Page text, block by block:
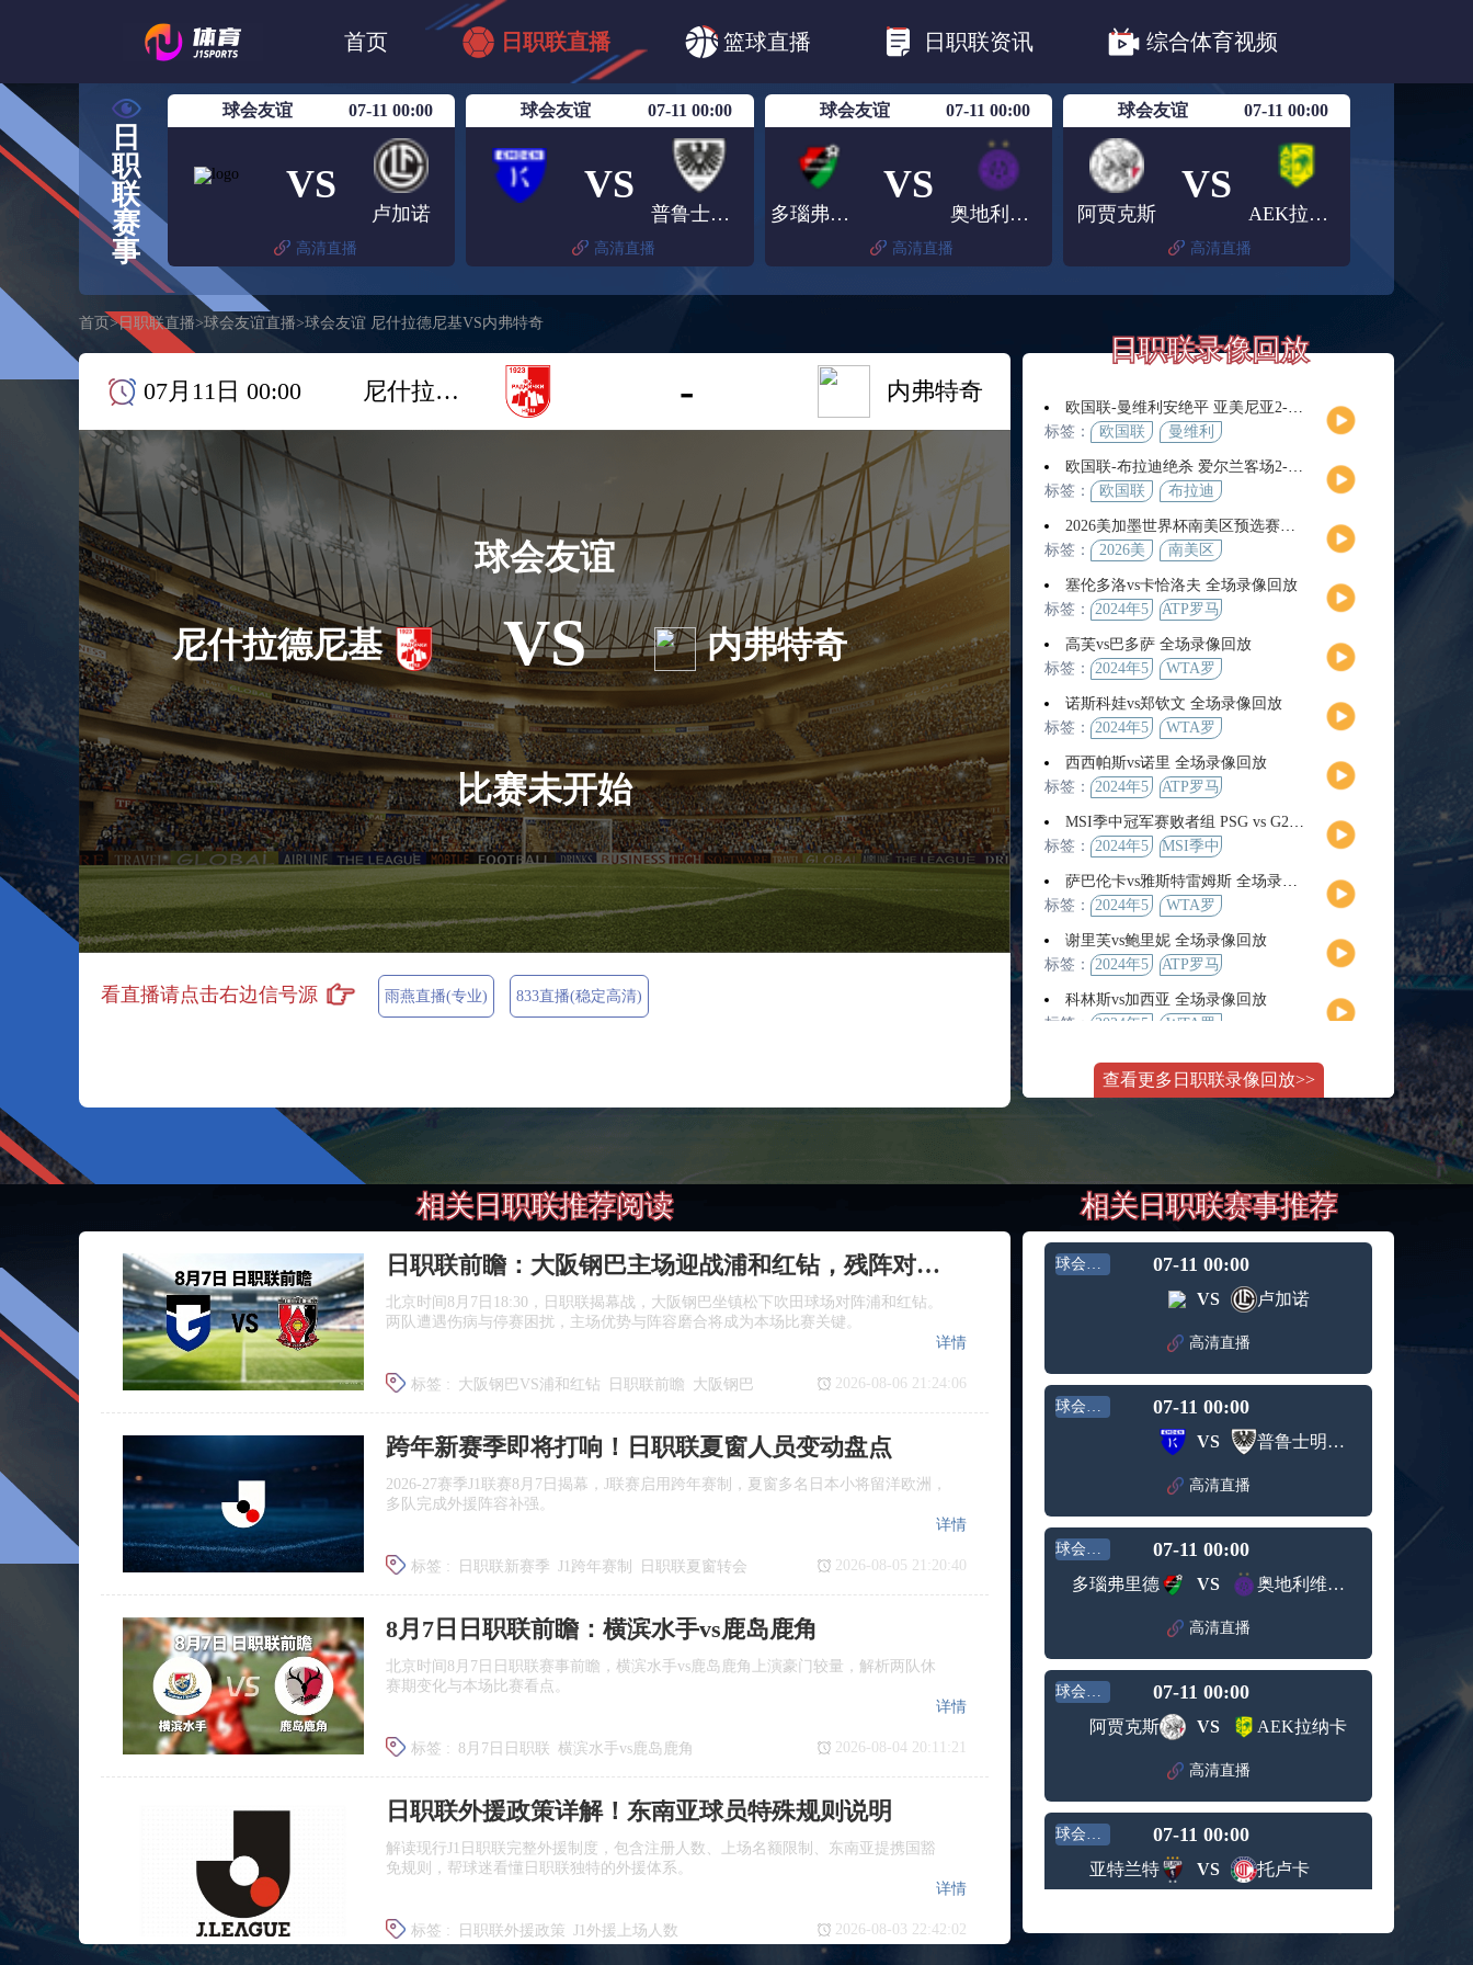
首页 日职联直播 篮球直播 日职联资讯 综合体育视频
日篮B1 日职联 日职联FC东京
日职联广岛三箭
日
职
联
赛
事
球会友谊 07-11 00:00
VS
卢加诺
高清直播
球会友谊 07-11 00:00
VS
普鲁士明斯特
高清直播
球会友谊 07-11 00:00
多瑙弗里德
VS
奥地利维也纳青年队
高清直播
球会友谊 07-11 00:00
阿贾克斯
VS
AEK拉纳卡
高清直播
首页 >日职联直播>球会友谊直播>球会友谊 尼什拉德尼基VS内弗特奇
07月11日 00:00 尼什拉德尼基 - 内弗特奇
尼什拉德尼基
球会友谊
VS
比赛未开始
内弗特奇
看直播请点击右边信号源 雨燕直播(专业) 833直播(稳定高清)
日职联录像回放
欧国联-曼维利安绝平 亚美尼亚2-2法罗群岛
标签：
欧国联
曼维利
欧国联-布拉迪绝杀 爱尔兰客场2-1逆转芬兰
标签：
欧国联 布拉迪
2026美加墨世界杯南美区预选赛第9轮全场集锦
标签：
2026美
界杯
南美区
塞伦多洛vs卡恰洛夫 全场录像回放
标签：
2024年5
ATP罗马
男单第3
轮
高芙vs巴多萨 全场录像回放
标签：
2024年5
WTA罗
赛女单
第4轮
诺斯科娃vs郑钦文 全场录像回放
标签：
2024年5
WTA罗
赛女单
第3轮
西西帕斯vs诺里 全场录像回放
标签：
2024年5
ATP罗马
男单第3
轮
MSI季中冠军赛败者组 PSG vs G2 全场录像回放
标签：
2024年5
MSI季中
败者组
萨巴伦卡vs雅斯特雷姆斯 全场录像回放
标签：
2024年5
WTA罗
赛女单
第3轮
谢里芙vs鲍里妮 全场录像回放
标签：
2024年5
ATP罗马
女单第2
轮
科林斯vs加西亚 全场录像回放
标签：
2024年5
WTA罗
赛女单
第3轮
斯维托丽娜vs萨巴伦卡 全场录像回放
2024年5
月14日
WTA罗
马公开
纳波利塔诺vs贾里 全场录像回放
男单第3
轮
标签： 2024年5
月11日
WTA1000
罗马大
师赛第3
轮
WTT沙特大满贯女单半决赛 陈梦vs早田希娜 全场录像回放
标签：
2024年5
月11日
WTT沙
贯女单
蒙泰罗vs凯茨曼诺维奇 全场录像回放
大师赛
轮
纳尔迪vs鲁内 全场录像回放
标签： 2024年5
月12日
ATP罗马
大师赛
男单第2
轮
萨卡里vs加里宁娜 全场录像回放
WTA罗
马大师
赛女单
第3轮
吉隆vs卢布列夫 全场录像回放
月12日
ATP罗马
大师赛
轮
兹维列夫vs达德尔里 全场录像回放
标签： 2024年5
月13日
ATP罗马
大师赛
男单第3
轮
阿纳尔迪vs贾里 全场录像回放
ATP罗马
大师赛
男单第2
轮
标签： 2024年5
月12日
WTA罗
马大师
赛女单
第3轮
托尔莫vs奥斯塔彭科 全场录像回放
2024年5
WTA罗
赛女单
斯诺克元老斯诺克世锦赛半决赛 伊戈尔-费格雷多vs德拉戈 全场录像回放
标签：
月12日
元老斯
诺克世
锦赛半
决赛
穆纳尔vs诺里 全场录像回放
月12日
ATP罗马
大师赛
男单第2
MSI季中冠军赛胜者组 BLG vs T1 全场录像回放
月12日
冠军赛
KPL春季赛季后赛败者组决赛 重庆狼队 vs 苏州KSG 全场录像回放
查看更多日职联录像回放>>
相关日职联推荐阅读
日职联前瞻：大阪钢巴主场迎战浦和红钻，残阵对决看点十足
北京时间8月7日18:30，日职联揭幕战，大阪钢巴坐镇松下吹田球场对阵浦和红钻。
两队遭遇伤病与停赛困扰，主场优势与阵容磨合将成为本场比赛关键。
标签 : 大阪钢巴VS浦和红钻 日职联前瞻 大阪钢巴
浦和红钻
详情
2026-08-06 21:24:06
跨年新赛季即将打响！日职联夏窗人员变动盘点
2026‑27赛季J1联赛8月7日揭幕，J联赛启用跨年赛制，夏窗多名日本小将留洋欧洲，
多队完成外援阵容补强。
标签 : 日职联新赛季 J1跨年赛制
日职联夏窗转会
广岛三箭
详情
2026-08-05 21:20:40
8月7日日职联前瞻：横滨水手vs鹿岛鹿角
北京时间8月7日日职联赛事前瞻，横滨水手vs鹿岛鹿角上演豪门较量，解析两队休
赛期变化与本场比赛看点。
标签 : 8月7日日职联 横滨水手vs鹿岛鹿角
日职联前瞻 日职联
详情
2026-08-04 20:11:21
日职联外援政策详解！东南亚球员特殊规则说明
解读现行J1日职联完整外援制度，包含注册人数、上场名额限制、东南亚提携国豁
免规则，帮球迷看懂日职联独特的外援体系。
标签 : 日职联外援政策 J1外援上场人数
详情
2026-08-03 22:42:02
相关日职联赛事推荐
球会友谊 07-11 00:00
VS 卢加诺
高清直播
球会友谊 07-11 00:00
VS 普鲁士明斯特
高清直播
球会友谊 07-11 00:00
多瑙弗里德 VS 奥地利维也纳青年队
高清直播
球会友谊 07-11 00:00
阿贾克斯 VS AEK拉纳卡
高清直播
球会友谊 07-11 00:00
亚特兰特 VS 托卢卡